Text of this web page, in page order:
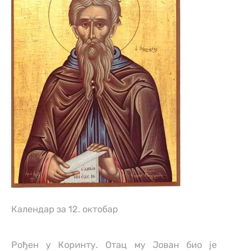
Календар за 12. октобар
Рођен у Коринту. Отац му Јован био је